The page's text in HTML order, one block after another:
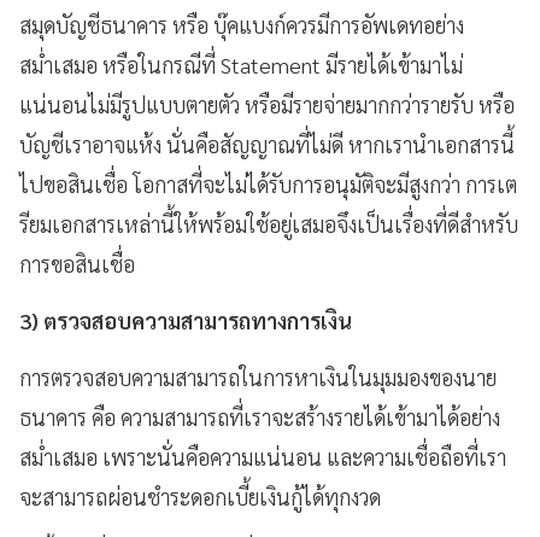
สมุดบัญชีธนาคาร หรือ บุ๊คแบงก์ควรมีการอัพเดทอย่าง
สม่ำเสมอ หรือในกรณีที่ Statement มีรายได้เข้ามาไม่
แน่นอนไม่มีรูปแบบตายตัว หรือมีรายจ่ายมากกว่ารายรับ หรือ
บัญชีเราอาจแห้ง นั่นคือสัญญาณที่ไม่ดี หากเรานำเอกสารนี้
ไปขอสินเชื่อ โอกาสที่จะไม่ได้รับการอนุมัติจะมีสูงกว่า การเต
รียมเอกสารเหล่านี้ให้พร้อมใช้อยู่เสมอจึงเป็นเรื่องที่ดีสำหรับ
การขอสินเชื่อ
3) ตรวจสอบความสามารถทางการเงิน
การตรวจสอบความสามารถในการหาเงินในมุมมองของนาย
ธนาคาร คือ ความสามารถที่เราจะสร้างรายได้เข้ามาได้อย่าง
สม่ำเสมอ เพราะนั่นคือความแน่นอน และความเชื่อถือที่เรา
จะสามารถผ่อนชำระดอกเบี้ยเงินกู้ได้ทุกงวด